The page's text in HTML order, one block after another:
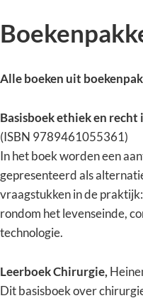
Alle boeken uit
Basisboek ethiek en recht
(ISBN 9789461055361)
In het boek worden een
gepresenteerd als
vraagstukken in de
rondom het levenseinde,
technologie.
Leerboek Chirurgie,
Dit basisboek over